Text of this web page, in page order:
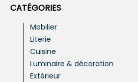
CATÉGORIES
Mobilier
Literie
Cuisine
Luminaire & décoration
Extérieur